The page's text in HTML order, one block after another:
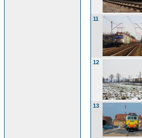
11
12
13